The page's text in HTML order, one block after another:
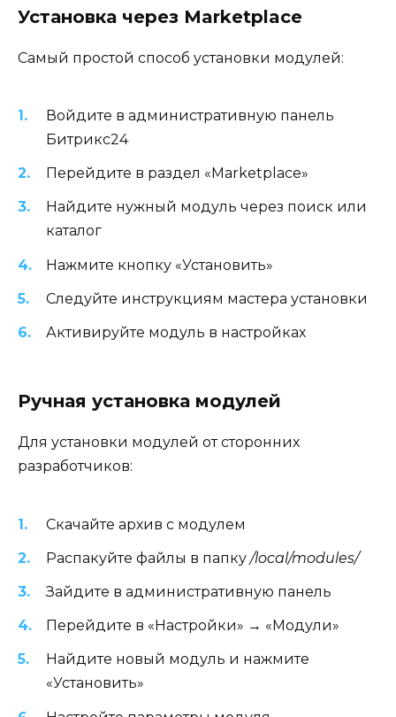
Установка через Marketplace
Самый простой способ установки модулей:
Войдите в административную панель
Битрикс24
Перейдите в раздел «Marketplace»
Найдите нужный модуль через поиск или
каталог
Нажмите кнопку «Установить»
Следуйте инструкциям мастера установки
Активируйте модуль в настройках
Ручная установка модулей
Для установки модулей от сторонних
разработчиков:
Скачайте архив с модулем
Распакуйте файлы в папку /local/modules/
Зайдите в административную панель
Перейдите в «Настройки» → «Модули»
Найдите новый модуль и нажмите
«Установить»